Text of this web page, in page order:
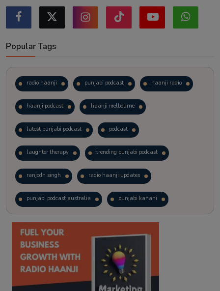
Popular Tags
radio haanji punjabi podcast haanji radio
haanji podcast haanji melbourne
latest punjabi podcast podcast
laughter therapy trending punjabi podcast
ranjodh singh radio haanji updates
punjabi podcast australia punjabi kahani
kitaab kahani punjabi story